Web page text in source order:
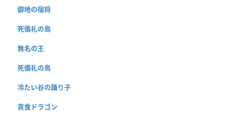
僻地の宿将
死儀礼の鳥
無名の王
死儀礼の鳥
冷たい谷の踊り子
貪食ドラゴン